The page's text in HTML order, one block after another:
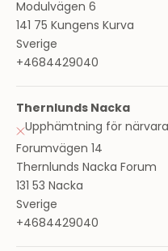
Modulvägen 6
141 75 Kungens Kurva
Sverige
+4684429040
Thernlunds Nacka
Upphämtning för
Forumvägen 14
Thernlunds Nacka Forum
131 53 Nacka
Sverige
+4684429040